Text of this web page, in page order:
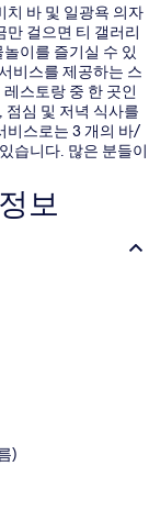
치 바 및 일광욕 의자
걸으면 티 갤러리
이를 즐기실 수 있
비스를 제공하는 스
스토랑 중 한 곳인
점심 및 저녁 식사를
비스로는 3 개의 바/
습니다. 많은 분들이
보
)